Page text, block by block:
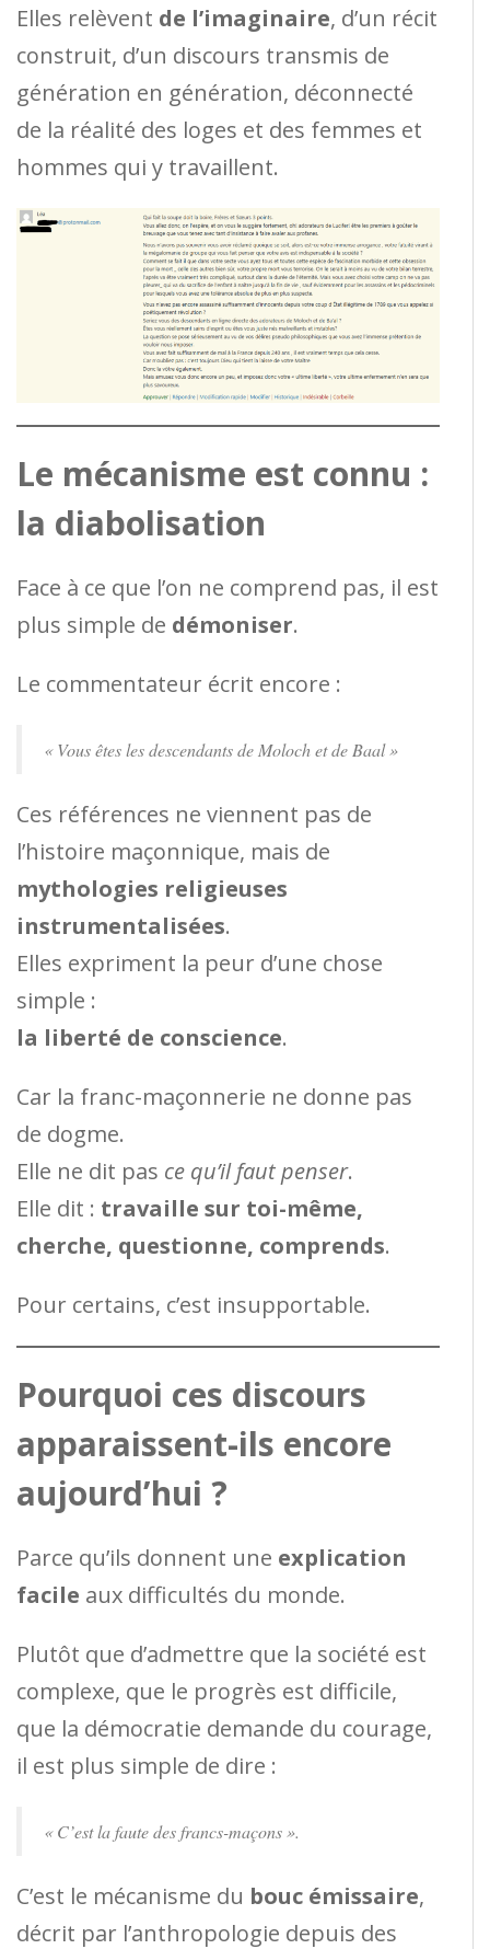
Elles relèvent de l’imaginaire, d’un récit
construit, d’un discours transmis de
génération en génération, déconnecté
de la réalité des loges et des femmes et
hommes qui y travaillent.
Le mécanisme est connu :
la diabolisation
Face à ce que l’on ne comprend pas, il est
plus simple de démoniser.
Le commentateur écrit encore :
« Vous êtes les descendants de Moloch et de Baal »
Ces références ne viennent pas de
l’histoire maçonnique, mais de
mythologies religieuses
instrumentalisées.
Elles expriment la peur d’une chose
simple :
la liberté de conscience.
Car la franc-maçonnerie ne donne pas
de dogme.
Elle ne dit pas ce qu’il faut penser.
Elle dit : travaille sur toi-même,
cherche, questionne, comprends.
Pour certains, c’est insupportable.
Pourquoi ces discours
apparaissent-ils encore
aujourd’hui ?
Parce qu’ils donnent une explication
facile aux difficultés du monde.
Plutôt que d’admettre que la société est
complexe, que le progrès est difficile,
que la démocratie demande du courage,
il est plus simple de dire :
« C’est la faute des francs-maçons ».
C’est le mécanisme du bouc émissaire,
décrit par l’anthropologie depuis des